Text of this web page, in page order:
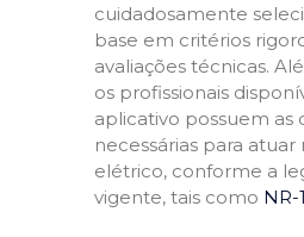
cuidadosamente
base em critérios
avaliações técnicas.
os profissionais
aplicativo possuem as
necessárias para
elétrico, conforme a
vigente, tais como NR-